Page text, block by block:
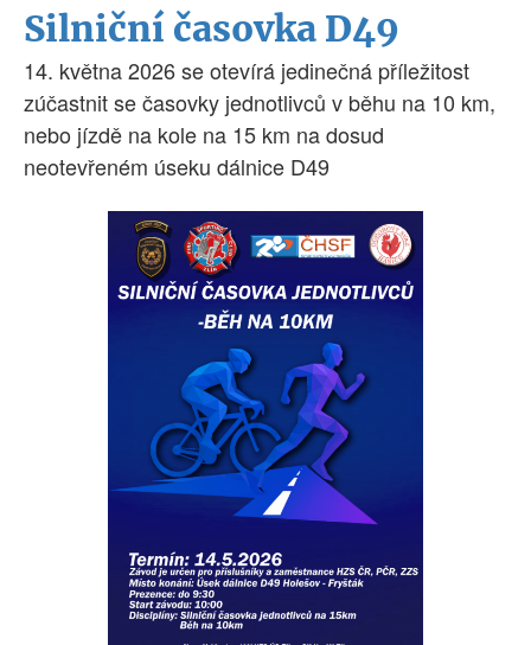
Silniční časovka D49
14. května 2026 se otevírá jedinečná příležitost
zúčastnit se časovky jednotlivců v běhu na 10 km,
nebo jízdě na kole na 15 km na dosud
neotevřeném úseku dálnice D49